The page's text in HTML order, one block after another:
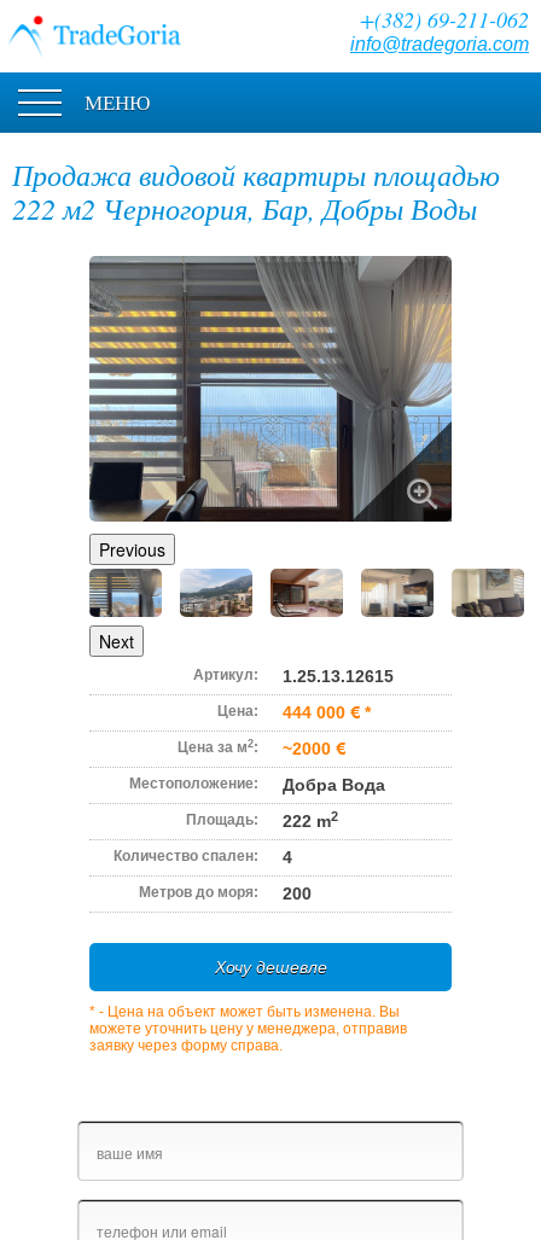
+(382) 69-211-062
info@tradegoria.com
МЕНЮ
Продажа видовой квартиры площадью
222 м2 Черногория, Бар, Добры Воды
Previous
Next
Артикул: 1.25.13.12615
Цена: 444 000 *
Цена за м2: ~2000
Местоположение: Добра Вода
Площадь: 222 m2
Количество спален: 4
Метров до моря: 200
Хочу дешевле
* - Цена на объект может быть изменена. Вы
можете уточнить цену у менеджера, отправив
заявку через форму справа.